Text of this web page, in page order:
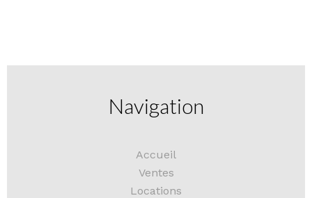
Navigation
Accueil
Ventes
Locations